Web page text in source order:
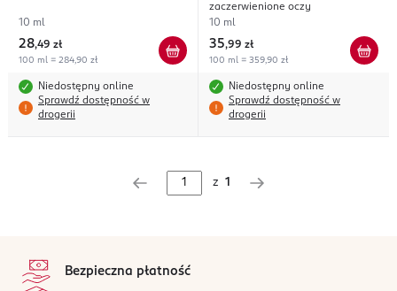
10 ml
28,49 zł
100 ml = 284,90 zł
Niedostępny online
Sprawdź dostępność w
drogerii
zaczerwienione oczy
10 ml
35,99 zł
100 ml = 359,90 zł
Niedostępny online
Sprawdź dostępność w
drogerii
z 1
Bezpieczna płatność